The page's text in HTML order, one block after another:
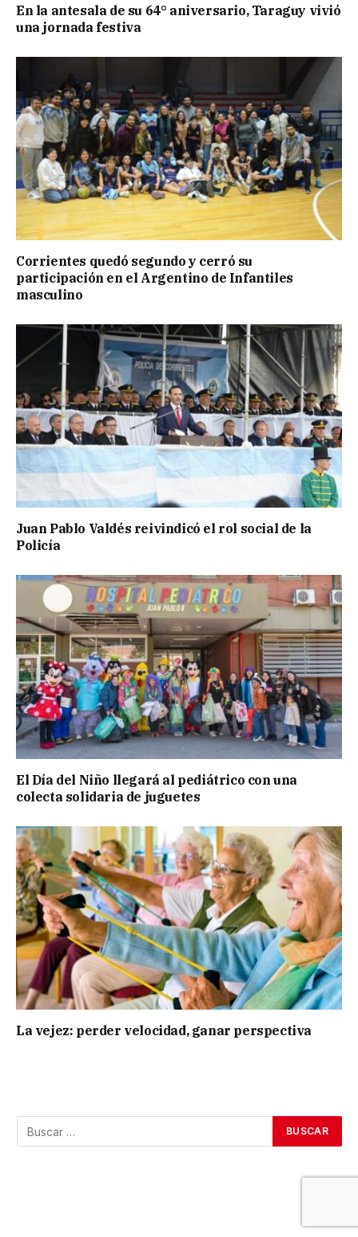
En la antesala de su 64° aniversario, Taraguy vivió
una jornada festiva
Corrientes quedó segundo y cerró su
participación en el Argentino de Infantiles
masculino
Juan Pablo Valdés reivindicó el rol social de la
Policía
El Día del Niño llegará al pediátrico con una
colecta solidaria de juguetes
La vejez: perder velocidad, ganar perspectiva